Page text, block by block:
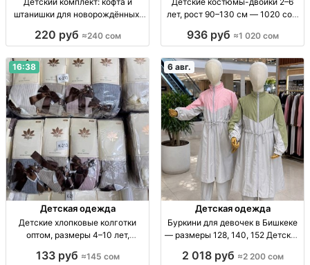
штанишки для новорождённых,
комплект 2 пр.: кофта + штаны, р-
220 руб ≈240 сом
лет, рост 90–130 см — 1020 сом
рост 90–130 см, пр-во Китай.
936 руб ≈1 020 сом
16:38
Детская одежда
Детские хлопковые колготки
оптом, размеры 4–10 лет,
колготки, р-р 4–10 лет, разн.
133 руб ≈145 сом
6 авг.
Детская одежда
Буркини для девочек в Бишкеке
— размеры 128, 140, 152 Детские
комбинированный верх, р-р
2 018 руб ≈2 200 сом